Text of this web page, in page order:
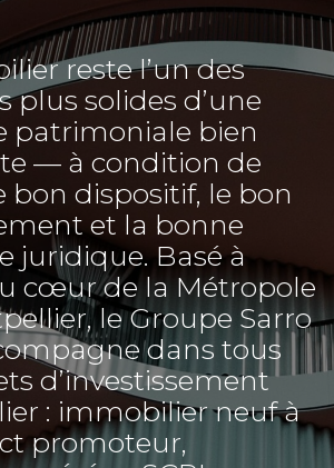
reste l’un des
plus solides d’une
patrimoniale bien
— à condition de
bon dispositif, le bon
et la bonne
juridique. Basé à
cœur de la Métropole
le Groupe Sarro
dans tous
d’investissement
: immobilier neuf à
promoteur,